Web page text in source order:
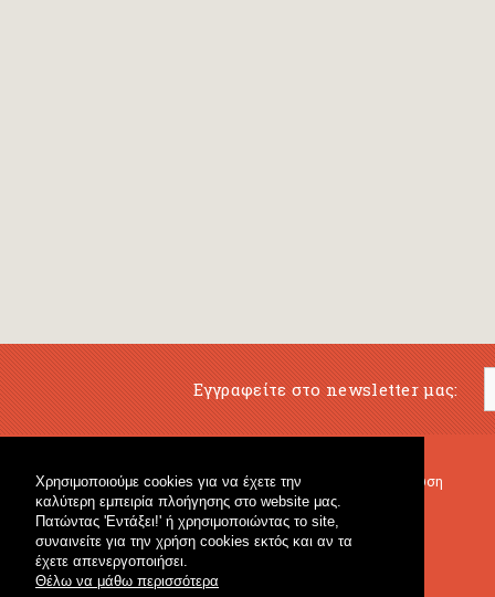
Χρησιμοποιούμε cookies για να έχετε την
καλύτερη εμπειρία πλοήγησης στο website μας.
Πατώντας 'Εντάξει!' ή χρησιμοποιώντας το site,
συναινείτε για την χρήση cookies εκτός και αν τα
έχετε απενεργοποιήσει.
Θέλω να μάθω περισσότερα
Εγγραφείτε στο newsletter μας:
Μουσικό Βιβλιοπωλείο
Κρουστά & Εκπαιδευτικό Υλικό
Γενικό Βιβλιοπωλείο
Μουσική Εκπαίδευση
Fagotto Blog